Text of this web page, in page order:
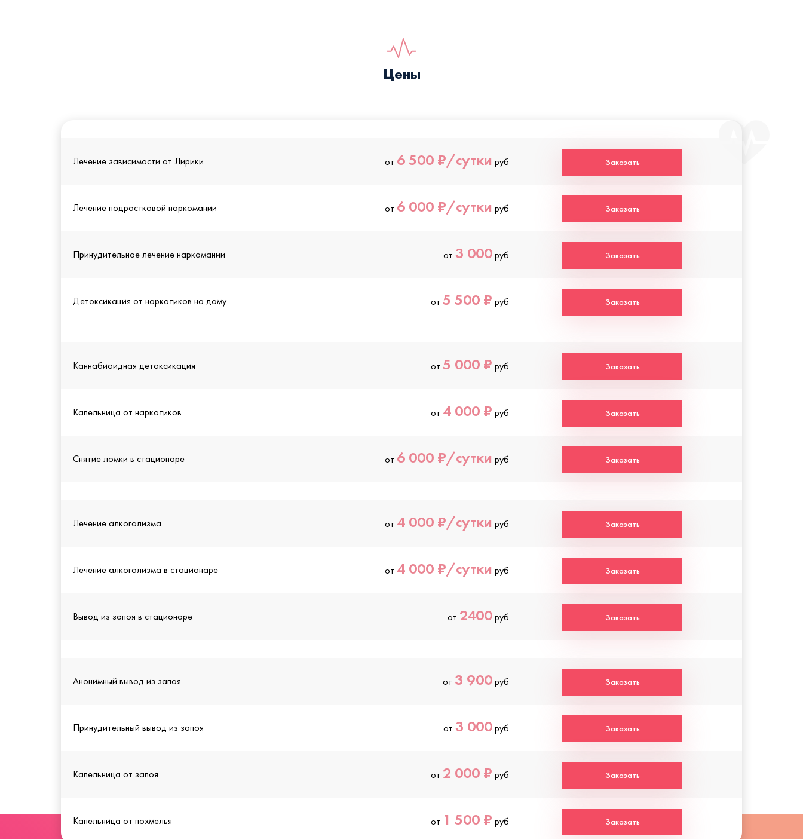
Цены
Лечение зависимости от Лирики от 6 500 ₽/сутки руб Заказать
Лечение подростковой наркомании от 6 000 ₽/сутки руб Заказать
Принудительное лечение наркомании от 3 000руб Заказать
Детоксикация от наркотиков на дому от 5 500 ₽ руб Заказать
Каннабиоидная детоксикация от 5 000 ₽ руб Заказать
Капельница от наркотиков от 4 000 ₽ руб Заказать
Снятие ломки в стационаре от 6 000 ₽/сутки руб Заказать
Лечение алкоголизма от 4 000 ₽/сутки руб Заказать
Лечение алкоголизма в стационаре от 4 000 ₽/сутки руб Заказать
Вывод из запоя в стационаре от 2400руб Заказать
Анонимный вывод из запоя от 3 900руб Заказать
Принудительный вывод из запоя от 3 000руб Заказать
Капельница от запоя от 2 000 ₽ руб Заказать
Капельница от похмелья от 1 500 ₽ руб Заказать